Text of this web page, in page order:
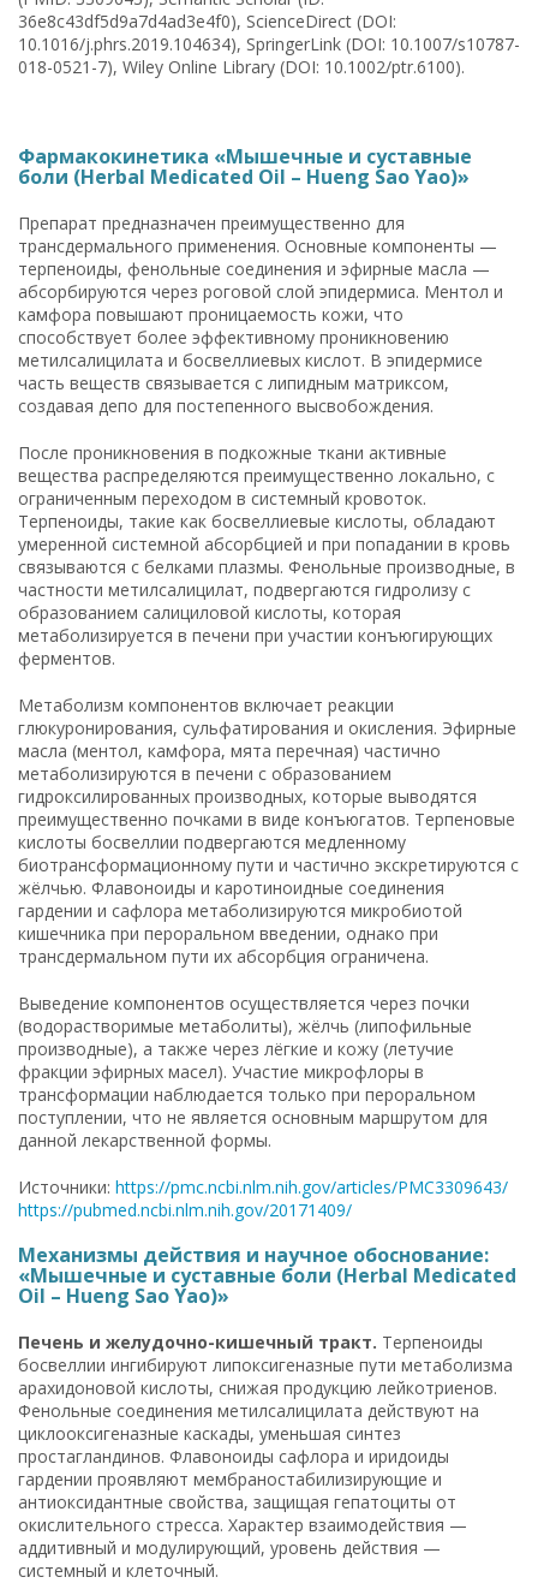
36e8c43df5d9a7d4ad3e4f0), ScienceDirect (DOI:
10.1016/j.phrs.2019.104634), SpringerLink (DOI: 10.1007/s10787-
018-0521-7), Wiley Online Library (DOI: 10.1002/ptr.6100).
Фармакокинетика «Мышечные и суставные
боли (Herbal Medicated Oil – Hueng Sao Yao)»
Препарат предназначен преимущественно для
трансдермального применения. Основные компоненты —
терпеноиды, фенольные соединения и эфирные масла —
абсорбируются через роговой слой эпидермиса. Ментол и
камфора повышают проницаемость кожи, что
способствует более эффективному проникновению
метилсалицилата и босвеллиевых кислот. В эпидермисе
часть веществ связывается с липидным матриксом,
создавая депо для постепенного высвобождения.
После проникновения в подкожные ткани активные
вещества распределяются преимущественно локально, с
ограниченным переходом в системный кровоток.
Терпеноиды, такие как босвеллиевые кислоты, обладают
умеренной системной абсорбцией и при попадании в кровь
связываются с белками плазмы. Фенольные производные, в
частности метилсалицилат, подвергаются гидролизу с
образованием салициловой кислоты, которая
метаболизируется в печени при участии конъюгирующих
ферментов.
Метаболизм компонентов включает реакции
глюкуронирования, сульфатирования и окисления. Эфирные
масла (ментол, камфора, мята перечная) частично
метаболизируются в печени с образованием
гидроксилированных производных, которые выводятся
преимущественно почками в виде конъюгатов. Терпеновые
кислоты босвеллии подвергаются медленному
биотрансформационному пути и частично экскретируются с
жёлчью. Флавоноиды и каротиноидные соединения
гардении и сафлора метаболизируются микробиотой
кишечника при пероральном введении, однако при
трансдермальном пути их абсорбция ограничена.
Выведение компонентов осуществляется через почки
(водорастворимые метаболиты), жёлчь (липофильные
производные), а также через лёгкие и кожу (летучие
фракции эфирных масел). Участие микрофлоры в
трансформации наблюдается только при пероральном
поступлении, что не является основным маршрутом для
данной лекарственной формы.
Источники: https://pmc.ncbi.nlm.nih.gov/articles/PMC3309643/
https://pubmed.ncbi.nlm.nih.gov/20171409/
Механизмы действия и научное обоснование:
«Мышечные и суставные боли (Herbal Medicated
Oil – Hueng Sao Yao)»
Печень и желудочно-кишечный тракт. Терпеноиды
босвеллии ингибируют липоксигеназные пути метаболизма
арахидоновой кислоты, снижая продукцию лейкотриенов.
Фенольные соединения метилсалицилата действуют на
циклооксигеназные каскады, уменьшая синтез
простагландинов. Флавоноиды сафлора и иридоиды
гардении проявляют мембраностабилизирующие и
антиоксидантные свойства, защищая гепатоциты от
окислительного стресса. Характер взаимодействия —
аддитивный и модулирующий, уровень действия —
системный и клеточный.